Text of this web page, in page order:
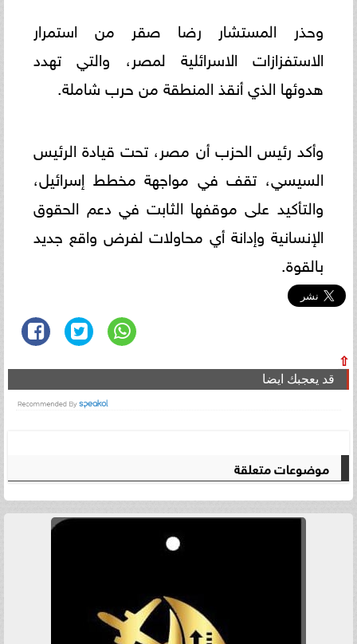
وحذر المستشار رضا صقر من استمرار
الاستفزازات الاسرائلية لمصر، والتي تهدد
هدوئها الذي أنقذ المنطقة من حرب شاملة.
وأكد رئيس الحزب أن مصر، تحت قيادة الرئيس
السيسي، تقف في مواجهة مخطط إسرائيل،
والتأكيد على موقفها الثابت في دعم الحقوق
الإنسانية وإدانة أي محاولات لفرض واقع جديد
بالقوة.
⇧
قد يعجبك ايضا
موضوعات متعلقة